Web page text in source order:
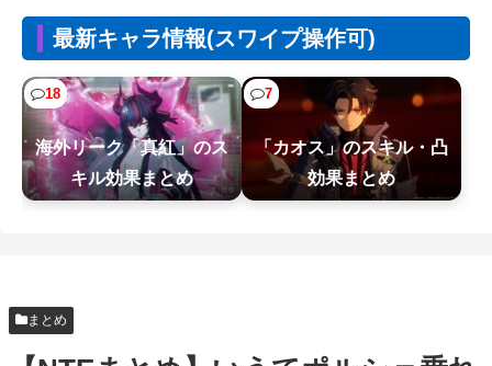
【画像】なぜか読める画像が発見される。お前ら
の想像の10倍読めるｗｗｗｗ
【朗報】ホロライブの大人気VTuber「結婚しても
引退しない」
【画像】熊本「被災者の人はこの『ドラゴンボー
ルの家』みたいな奴の中で過ごしてねー...
【NTEまとめ】ところでみなさんニャクラッチや
ってますか
最新キャラ情報(スワイプ操作可)
18
海外リーク「真紅」のス
キル効果まとめ
7
「カオス」のスキル・凸
効果まとめ
まとめ